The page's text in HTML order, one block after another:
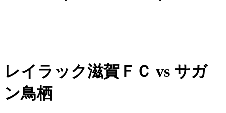
レイラック滋賀ＦＣ vs サガ
ン鳥栖